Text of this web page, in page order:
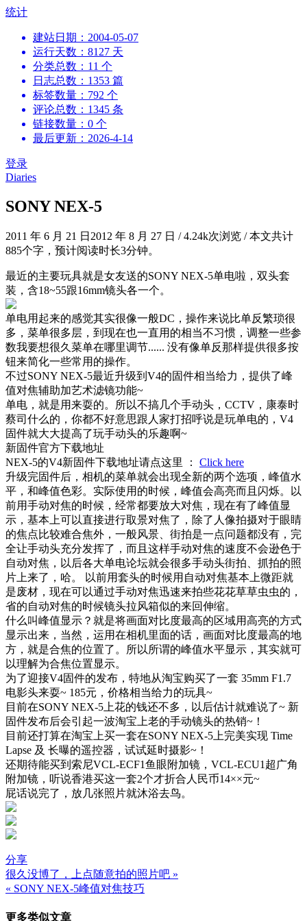
跳
统计
建站日期：2004-05-07
运行天数：8127 天
分类总数：11 个
日志总数：1353 篇
标签数量：792 个
评论总数：1345 条
链接数量：0 个
最后更新：2026-4-14
登录
Diaries
SONY NEX-5
2011 年 6 月 21 日 2012 年 8 月 27 日 /4.24k次浏览 /本文共计
885个字，预计阅读时长3分钟。
最近的主要玩具就是女友送的SONY NEX-5单电啦，双头套
装，含18~55跟16mm镜头各一个。
单电用起来的感觉其实很像一般DC，操作来说比单反繁琐很
多，菜单很多层，到现在也一直用的相当不习惯，调整一些参
数我要想很久菜单在哪里调节...... 没有像单反那样提供很多按
钮来简化一些常用的操作。
不过SONY NEX-5最近升级到V4的固件相当给力，提供了峰
值对焦辅助加艺术滤镜功能~
单电，就是用来耍的。所以不搞几个手动头，CCTV，康泰时
蔡司什么的，你都不好意思跟人家打招呼说是玩单电的，V4
固件就大大提高了玩手动头的乐趣啊~
新固件官方下载地址
NEX-5的V4新固件下载地址请点这里 ： Click here
升级完固件后，相机的菜单就会出现全新的两个选项，峰值水
平，和峰值色彩。实际使用的时候，峰值会高亮而且闪烁。以
前用手动对焦的时候，经常都要放大对焦，现在有了峰值显
示，基本上可以直接进行取景对焦了，除了人像拍摄对于眼睛
的焦点比较难合焦外，一般风景、街拍是一点问题都没有，完
全让手动头充分发挥了，而且这样手动对焦的速度不会逊色于
自动对焦，以后各大单电论坛就会很多手动头街拍、抓拍的照
片上来了，哈。 以前用套头的时候用自动对焦基本上微距就
是废材，现在可以通过手动对焦迅速来拍些花花草草虫虫的，
省的自动对焦的时候镜头拉风箱似的来回伸缩。
什么叫峰值显示？就是将画面对比度最高的区域用高亮的方式
显示出来，当然，运用在相机里面的话，画面对比度最高的地
方，就是合焦的位置了。所以所谓的峰值水平显示，其实就可
以理解为合焦位置显示。
为了迎接V4固件的发布，特地从淘宝购买了一套 35mm F1.7
电影头来耍~ 185元，价格相当给力的玩具~
目前在SONY NEX-5上花的钱还不多，以后估计就难说了~ 新
固件发布后会引起一波淘宝上老的手动镜头的热销~！
目前还打算在淘宝上买一套在SONY NEX-5上完美实现 Time
Lapse 及 长曝的遥控器，试试延时摄影~！
还期待能买到索尼VCL-ECF1鱼眼附加镜，VCL-ECU1超广角
附加镜，听说香港买这一套2个才折合人民币14××元~
屁话说完了，放几张照片就沐浴去鸟。
分享
文
章
很久没博了，上点随意拍的照片吧 »
« SONY NEX-5峰值对焦技巧
更多类似文章